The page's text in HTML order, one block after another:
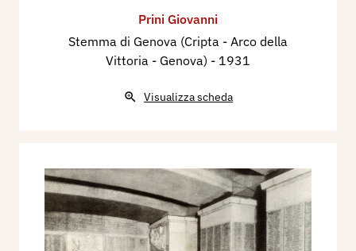
Prini Giovanni
Stemma di Genova (Cripta - Arco della
Vittoria - Genova) - 1931
Visualizza scheda